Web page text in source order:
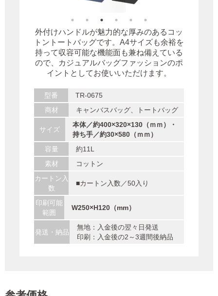
外付けハンドルが魅力的な厚みのあるコッ
トントートバッグです。A4サイズも余裕を
持って収容可能な機能面も兼ね備えている
ので、カジュアルバッグファッションのポ
イントとしてお使いいただけます。
型番
TR-0675
商材
キャンバスバッグ、トートバッグ
サイズ
本体／約400×320×130（ｍｍ）・
持ち手／約30×580（ｍｍ）
容量
約11L
素材
コットン
カートン入
数
■カートン入数／50入り
印刷可能
範囲
W250×H120（mm）
発送・納品
無地：入金後の翌々日発送
印刷：入金後の2～3週間後納品